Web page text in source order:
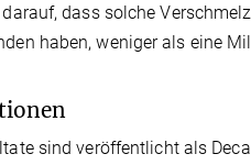
dass solche
haben, weniger als eine
sind veröffentlicht als